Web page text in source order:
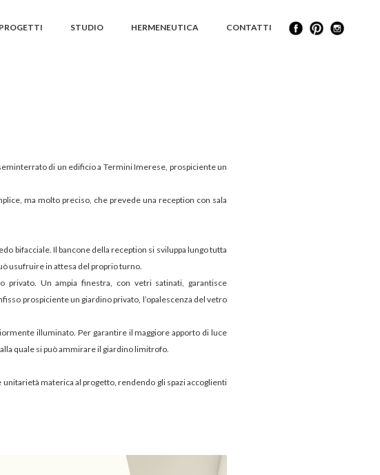
PROGETTI STUDIO HERMENEUTICA CONTATTI
di un edificio a Termini Imerese, prospiciente un
ma molto preciso, che prevede una reception con sala
bifacciale. Il bancone della reception si sviluppa lungo tutta
usufruire in attesa del proprio turno.
privato. Un ampia finestra, con vetri satinati, garantisce
prospiciente un giardino privato, l’opalescenza del vetro
illuminato. Per garantire il maggiore apporto di luce
quale si può ammirare il giardino limitrofo.
materica al progetto, rendendo gli spazi accoglienti